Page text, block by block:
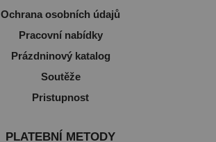
Ochrana osobních údajů
Pracovní nabídky
Prázdninový katalog
Soutěže
Pristupnost
PLATEBNÍ METODY